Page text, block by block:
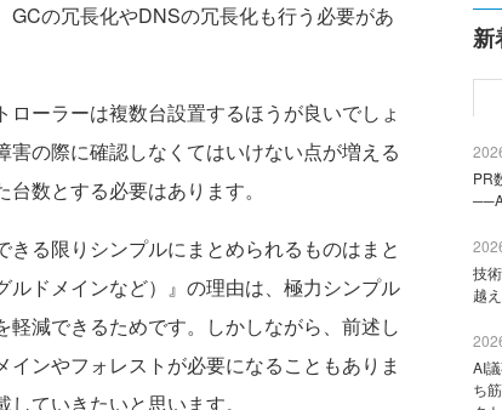
GCの冗長化やDNSの冗長化も行う必要があ
ーラーは複数台設置するほうが良いでしょ
の際に確認しなくてはいけない点が増える
数とする必要はあります。
る限りシンプルにまとめられるものはまと
ドメインなど）』の理由は、極力シンプル
減できるためです。しかしながら、前述し
ンやフォレストが必要になることもありま
ていきたいと思います。
新
PR
技
越
AI
ち